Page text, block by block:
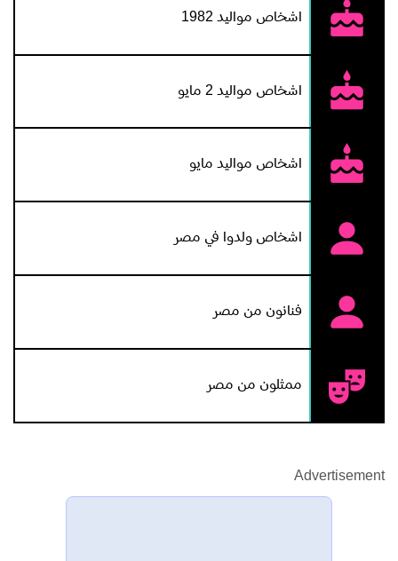
اشخاص مواليد 1982
اشخاص مواليد 2 مايو
اشخاص مواليد مايو
اشخاص ولدوا في مصر
فنانون من مصر
ممثلون من مصر
Advertisement